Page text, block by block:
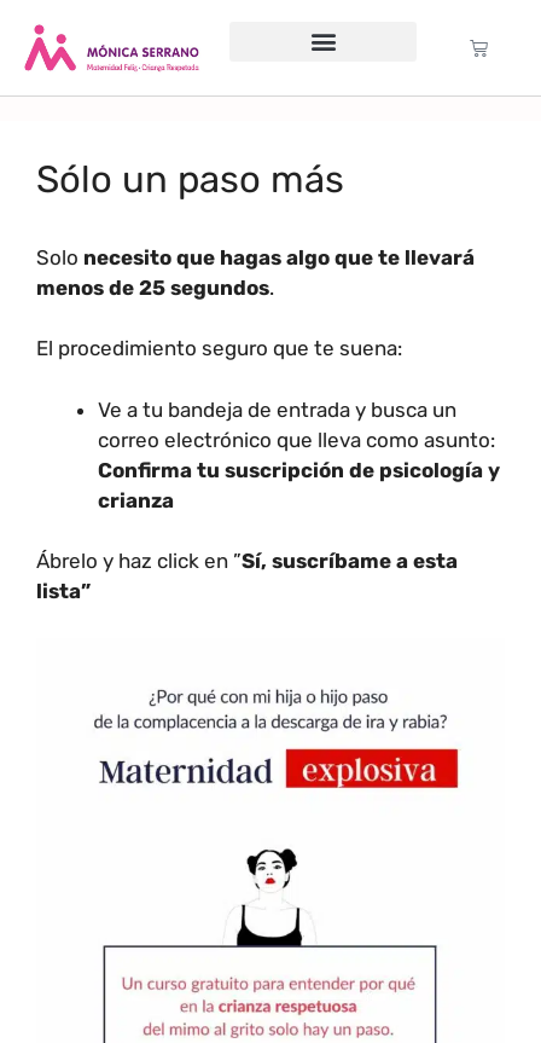
Sólo un paso más
Solo necesito que hagas algo que te llevará
menos de 25 segundos.
El procedimiento seguro que te suena:
Ve a tu bandeja de entrada y busca un
correo electrónico que lleva como asunto:
Confirma tu suscripción de psicología y
crianza
Ábrelo y haz click en ”Sí, suscríbame a esta
lista”